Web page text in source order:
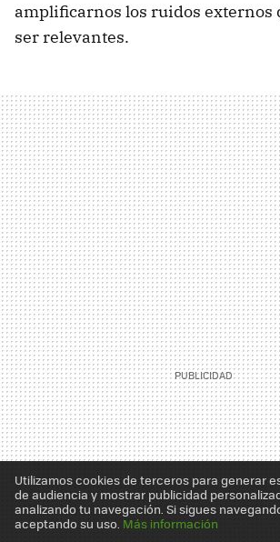
amplificarnos los ruidos externos
ser relevantes.
Utilizamos cookies de terceros para generar
de audiencia y mostrar publicidad
analizando tu navegación. Si sigues
aceptando su uso. Más información